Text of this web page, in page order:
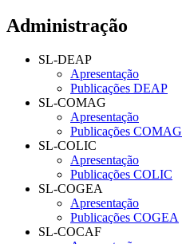
Administração
SL-DEAP
Apresentação
Publicações DEAP
SL-COMAG
Apresentação
Publicações COMAG
SL-COLIC
Apresentação
Publicações COLIC
SL-COGEA
Apresentação
Publicações COGEA
SL-COCAF